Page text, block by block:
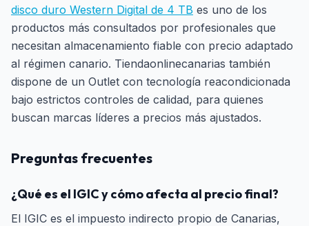
disco duro Western Digital de 4 TB es uno de los
productos más consultados por profesionales que
necesitan almacenamiento fiable con precio adaptado
al régimen canario. Tiendaonlinecanarias también
dispone de un Outlet con tecnología reacondicionada
bajo estrictos controles de calidad, para quienes
buscan marcas líderes a precios más ajustados.
Preguntas frecuentes
¿Qué es el IGIC y cómo afecta al precio final?
El IGIC es el impuesto indirecto propio de Canarias,